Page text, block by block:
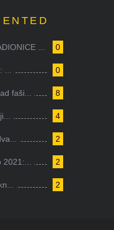
0
...
0
...
8
faši...
4
2
2
2021:...
2